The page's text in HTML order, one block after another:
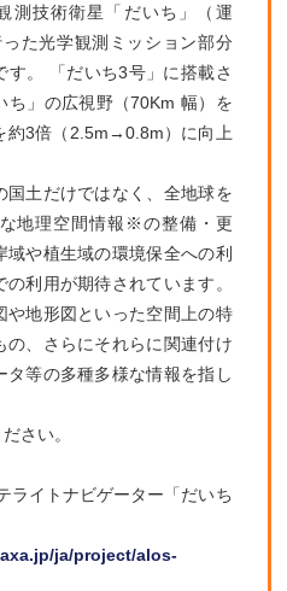
測技術衛星「だいち」（運
た光学観測ミッション部分
す。 「だいち3号」に搭載さ
ち」の広視野（70Km 幅）を
約3倍（2.5m→0.8m）に向上
国土だけではなく、全地球を
地理空間情報※の整備・更
や植生域の環境保全への利
利用が期待されています。
地形図といった空間上の特
の、さらにそれらに関連付け
タ等の多種多様な情報を指し
さい。
ライトナビゲーター「だいち
ja/project/alos-